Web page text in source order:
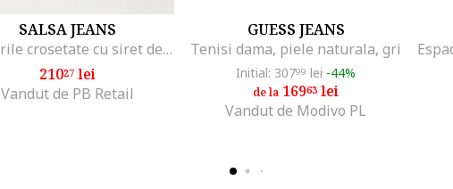
SALSA JEANS
Espadrile crosetate cu siret decorativ
21027lei
Vandut de PB Retail
GUESS JEANS
Tenisi dama, piele naturala, gri
Initial: 30799 lei -44%
de la 16963lei
Vandut de Modivo PL